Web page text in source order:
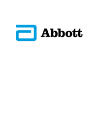
MANTENTE EN CONTACTO